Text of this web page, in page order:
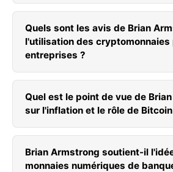
Quels sont les avis de Brian
l'utilisation des cryptomonnaies
entreprises ?
Quel est le point de vue de
sur l'inflation et le rôle de
Brian Armstrong soutient-il
monnaies numériques de